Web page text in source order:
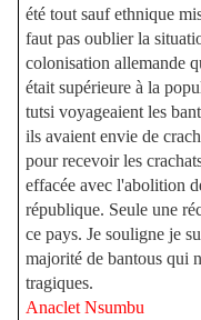
été tout sauf ethnique
faut pas oublier la
colonisation allemande
était supérieure à la
tutsi voyageaient les
ils avaient envie de
pour recevoir les
effacée avec l'abolition
république. Seule une
ce pays. Je souligne je
majorité de bantous qui
tragiques.
Anaclet Nsumbu